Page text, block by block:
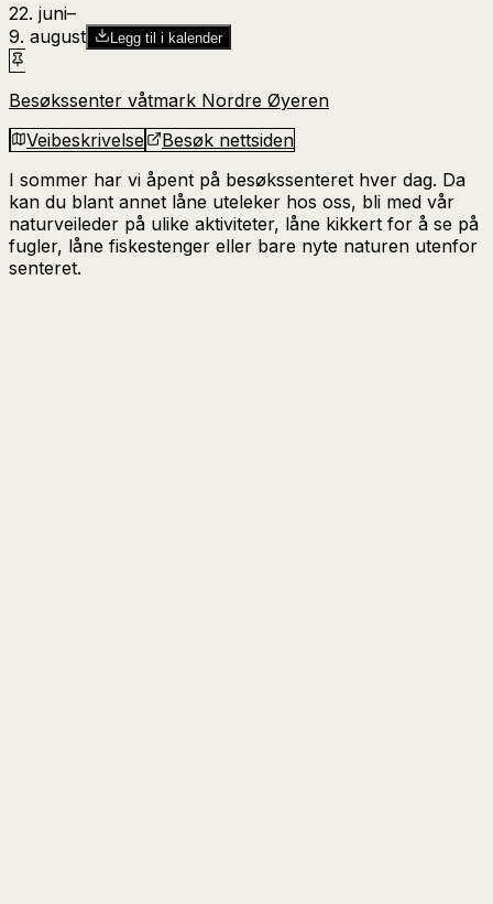
22. juni–​
9. august
Legg til i kalender
Besøkssenter våtmark Nordre Øyeren
Veibeskrivelse
Besøk nettsiden
I sommer har vi åpent på besøkssenteret hver dag. Da
kan du blant annet låne uteleker hos oss, bli med vår
naturveileder på ulike aktiviteter, låne kikkert for å se på
fugler, låne fiskestenger eller bare nyte naturen utenfor
senteret.